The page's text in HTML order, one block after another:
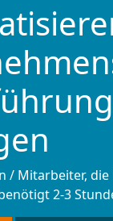
/ Mitarbeiter,
2-3